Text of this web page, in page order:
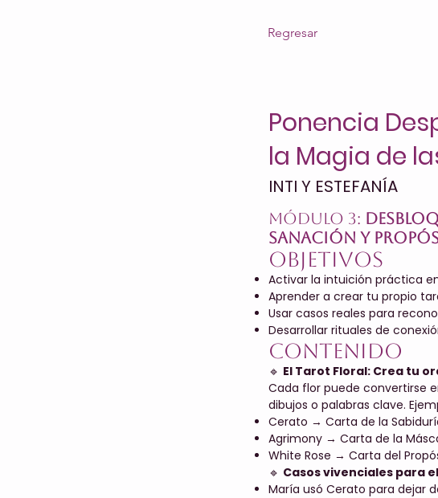
Regresar
Ponencia
la Magia de
INTI Y ESTEFANÍA
Módulo 3:
Sanación y
Objetivos
Activar la intuición práctica
Aprender a crear tu propio
Usar casos reales para
Desarrollar rituales de
Contenido
🔹 El Tarot Floral: Crea tu
Cada flor puede convertirse
dibujos o palabras clave.
Cerato → Carta de la
Agrimony → Carta de la
White Rose → Carta del
🔹 Casos vivenciales para
María usó Cerato para dejar